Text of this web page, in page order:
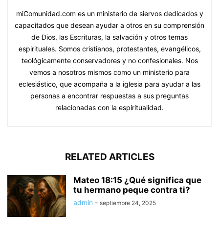
miComunidad.com es un ministerio de siervos dedicados y
capacitados que desean ayudar a otros en su comprensión
de Dios, las Escrituras, la salvación y otros temas
espirituales. Somos cristianos, protestantes, evangélicos,
teológicamente conservadores y no confesionales. Nos
vemos a nosotros mismos como un ministerio para
eclesiástico, que acompaña a la iglesia para ayudar a las
personas a encontrar respuestas a sus preguntas
relacionadas con la espiritualidad.
RELATED ARTICLES
Mateo 18:15 ¿Qué significa que
tu hermano peque contra ti?
admin - septiembre 24, 2025